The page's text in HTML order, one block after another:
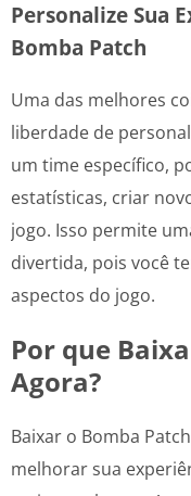
Personalize Sua
Bomba Patch
Uma das melhores
liberdade de
um time específico,
estatísticas, criar
jogo. Isso permite
divertida, pois você
aspectos do jogo.
Por que
Agora?
Baixar o Bomba
melhorar sua